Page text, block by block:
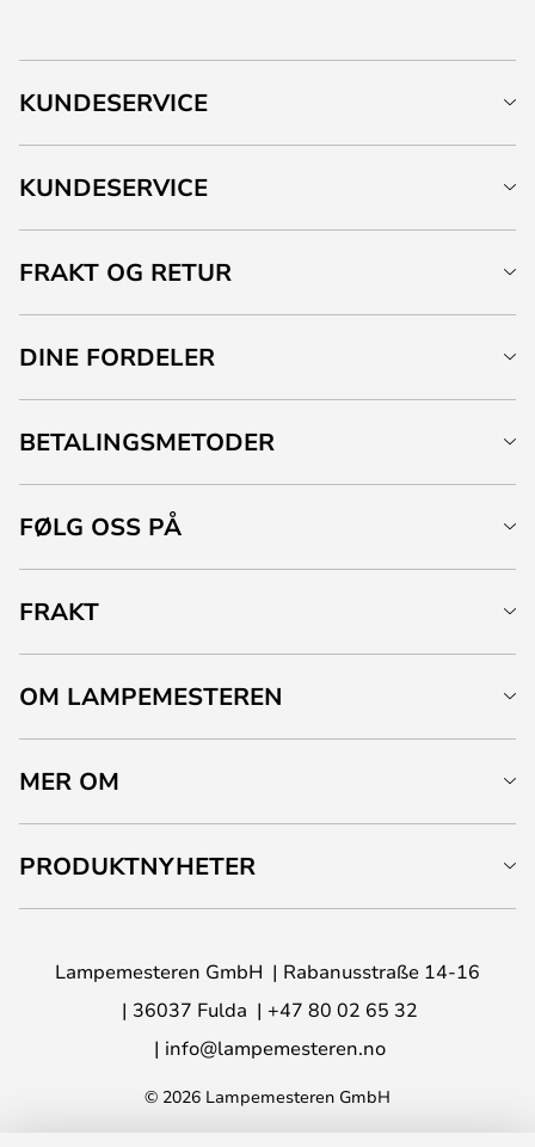
KUNDESERVICE
KUNDESERVICE
FRAKT OG RETUR
DINE FORDELER
BETALINGSMETODER
FØLG OSS PÅ
FRAKT
OM LAMPEMESTEREN
MER OM
PRODUKTNYHETER
Lampemesteren GmbH
Rabanusstraße 14-16
36037 Fulda
+47 80 02 65 32
info@lampemesteren.no
© 2026 Lampemesteren GmbH